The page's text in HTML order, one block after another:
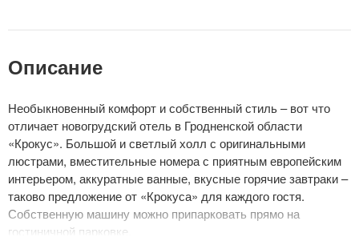
Описание
Необыкновенный комфорт и собственный стиль – вот что
отличает новогрудский отель в Гродненской области
«Крокус». Большой и светлый холл с оригинальными
люстрами, вместительные номера с приятным европейским
интерьером, аккуратные ванные, вкусные горячие завтраки –
таково предложение от «Крокуса» для каждого гостя.
Собственную машину можно припарковать прямо на
гостиничной парковке.